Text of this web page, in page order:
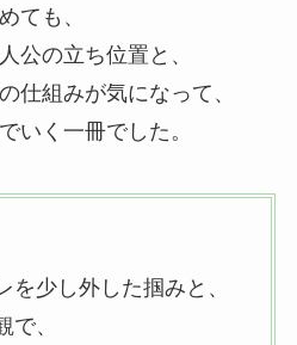
ても、
公の立ち位置と、
仕組みが気になって、
いく一冊でした。
を少し外した掴みと、
、